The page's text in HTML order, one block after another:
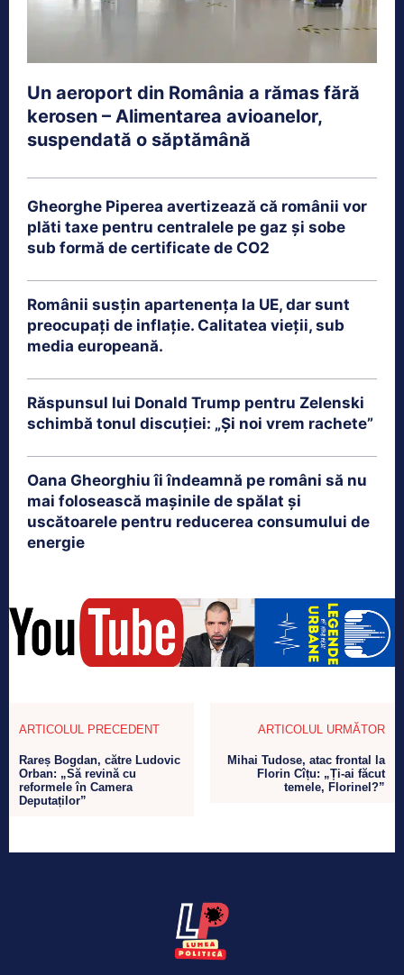
Un aeroport din România a rămas fără
kerosen – Alimentarea avioanelor,
suspendată o săptămână
Gheorghe Piperea avertizează că românii vor
plăti taxe pentru centralele pe gaz și sobe
sub formă de certificate de CO2
Românii susțin apartenența la UE, dar sunt
preocupați de inflație. Calitatea vieții, sub
media europeană.
Răspunsul lui Donald Trump pentru Zelenski
schimbă tonul discuției: „Și noi vrem rachete”
Oana Gheorghiu îi îndeamnă pe români să nu
mai folosească mașinile de spălat și
uscătoarele pentru reducerea consumului de
energie
ARTICOLUL PRECEDENT
Rareș Bogdan, către Ludovic
Orban: „Să revină cu
reformele în Camera
Deputaților”
ARTICOLUL URMĂTOR
Mihai Tudose, atac frontal la
Florin Cîțu: „Ți-ai făcut
temele, Florinel?”